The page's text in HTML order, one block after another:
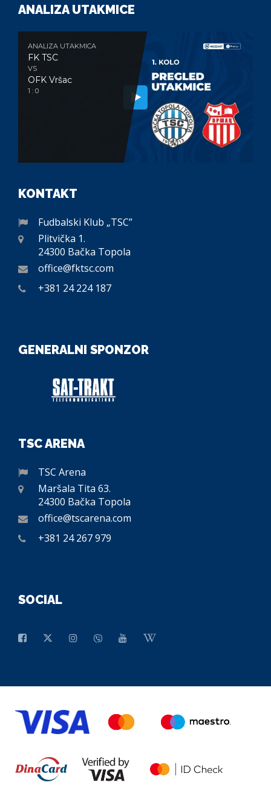
ANALIZA UTAKMICE
ANALIZA UTAKMICA
FK TSC
VS
OFK Vršac
1 : 0
KONTAKT
Fudbalski Klub „TSC”
Plitvička 1.
24300 Bačka Topola
office@fktsc.com
+381 24 224 187
GENERALNI SPONZOR
TSC ARENA
TSC Arena
Maršala Tita 63.
24300 Bačka Topola
office@tscarena.com
+381 24 267 979
SOCIAL